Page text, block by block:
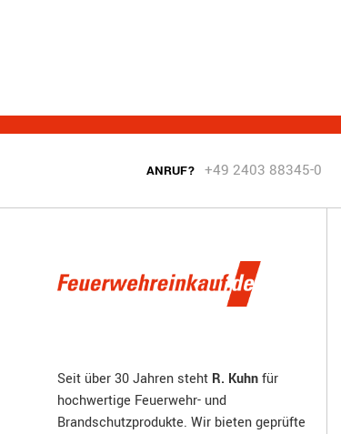
ANRUF? +49 2403 88345-0
Seit über 30 Jahren steht R. Kuhnfür
hochwertige Feuerwehr- und
Brandschutzprodukte. Wir bieten geprüfte